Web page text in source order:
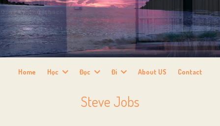
Home Học Đọc Đi About US Contact
Steve Jobs